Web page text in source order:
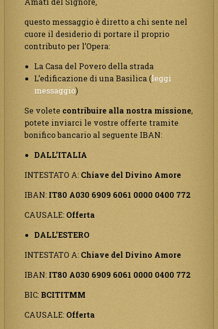
questo messaggio è diretto a chi sente nel
cuore il desiderio di portare il proprio
contributo per l’Opera:
La Casa del Povero della strada
L’edificazione di una Basilica (leggi
messaggio)
Se volete contribuire alla nostra missione,
potete inviarci le vostre offerte tramite
bonifico bancario al seguente IBAN:
DALL’ITALIA
INTESTATO A: Chiave del Divino Amore
IBAN: IT80 A030 6909 6061 0000 0400 772
CAUSALE: Offerta
DALL’ESTERO
INTESTATO A: Chiave del Divino Amore
IBAN: IT80 A030 6909 6061 0000 0400 772
BIC: BCITITMM
CAUSALE: Offerta